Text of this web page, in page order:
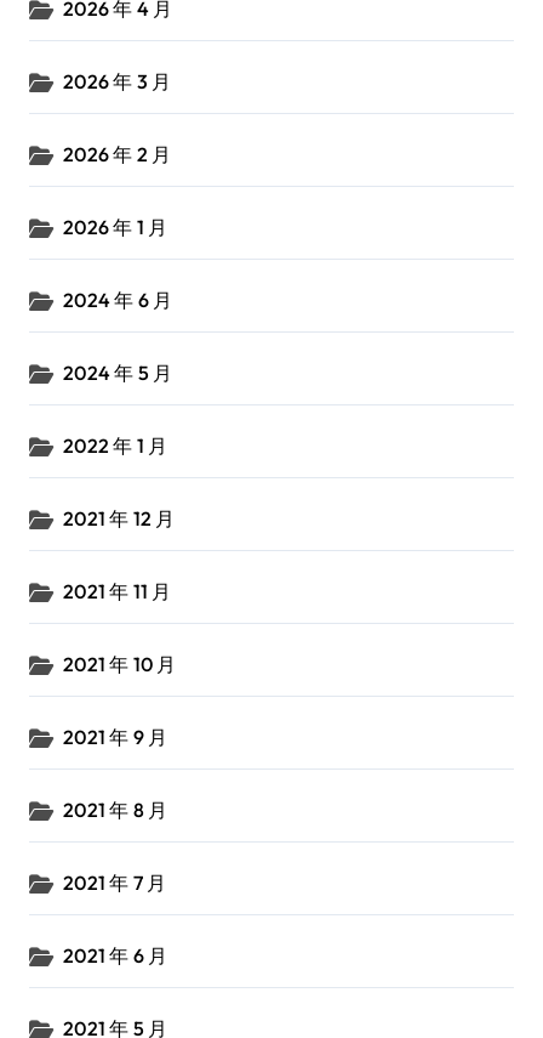
2026 年 4 月
2026 年 3 月
2026 年 2 月
2026 年 1 月
2024 年 6 月
2024 年 5 月
2022 年 1 月
2021 年 12 月
2021 年 11 月
2021 年 10 月
2021 年 9 月
2021 年 8 月
2021 年 7 月
2021 年 6 月
2021 年 5 月